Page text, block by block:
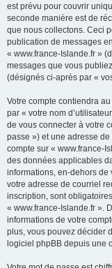
est prévu pour couvrir
seconde manière est de
que nous collectons. Ceci
publication de messages
« www.france-Islande.fr »
messages que vous
(désignés ci-après par «
Votre compte contiendra
par « votre nom
de vous connecter à votre
passe ») et une adresse
compte sur « www.france-
des données applicables
informations, en-dehors de
votre adresse de courriel
inscription, sont
« www.france-Islande.fr ».
informations de votre
plus, vous pouvez décider
logiciel phpBB depuis une